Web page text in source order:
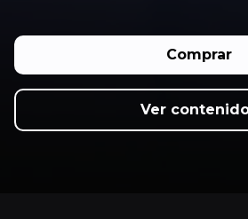
Comprar
Ver